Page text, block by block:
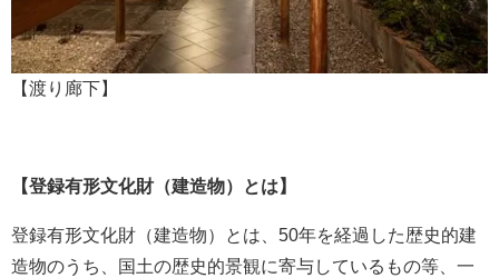
【渡り廊下】
【登録有形文化財（建造物）とは】
登録有形文化財（建造物）とは、50年を経過した歴史的建
造物のうち、国土の歴史的景観に寄与しているもの等、一